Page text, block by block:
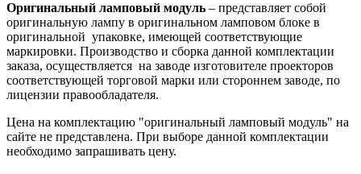
Оригинальный ламповый модуль – представляет собой
оригинальную лампу в оригинальном ламповом блоке в
оригинальной упаковке, имеющей соответствующие
маркировки. Производство и сборка данной комплектации
заказа, осуществляется на заводе изготовителе проекторов
соответствующей торговой марки или стороннем заводе, по
лицензии правообладателя.
Цена на комплектацию "оригинальный ламповый модуль" на
сайте не представлена. При выборе данной комплектации
необходимо запрашивать цену.